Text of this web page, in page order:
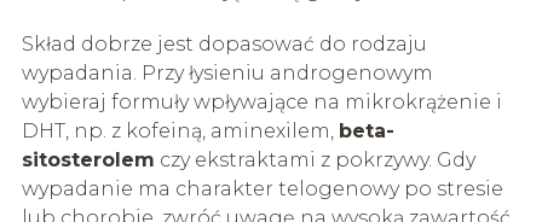
Skład dobrze jest dopasować do rodzaju
wypadania. Przy łysieniu androgenowym
wybieraj formuły wpływające na mikrokrążenie i
DHT, np. z kofeiną, aminexilem, beta-
sitosterolem czy ekstraktami z pokrzywy. Gdy
wypadanie ma charakter telogenowy po stresie
lub chorobie, zwróć uwagę na wysoką zawartość